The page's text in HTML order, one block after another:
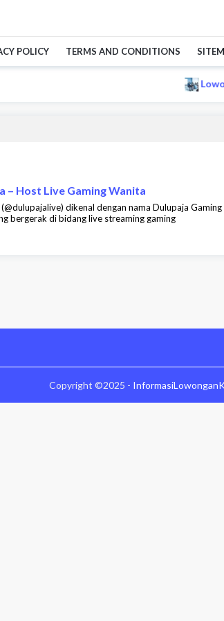
POLICY TERMS AND CONDITIONS
– Host Live Gaming Wanita
dikenal dengan nama Dulupaja Gaming
bergerak di bidang live streaming gaming
Copyright ©2025 -